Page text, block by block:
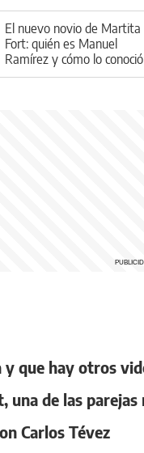
El nuevo novio de Martita
Fort: quién es Manuel
Ramírez y cómo lo conoció
que hay otros
de las
Carlos Tévez